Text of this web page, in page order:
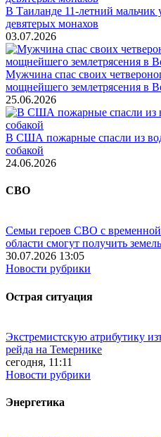
В Таиланде 11-летний мальчик
девятерых монахов
03.07.2026
Мужчина спас своих
мощнейшего землетрясения в
25.06.2026
В США пожарные спасли из
собакой
24.06.2026
СВО
Семьи героев СВО с временной
области смогут получить
30.07.2026 13:05
Новости рубрики
Острая ситуация
Экстремистскую атрибутику
рейда на Темернике
сегодня, 11:11
Новости рубрики
Энергетика